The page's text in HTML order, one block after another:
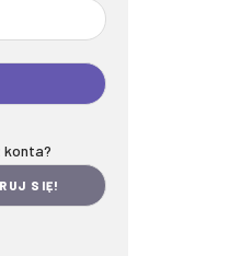
konta?
SIĘ!